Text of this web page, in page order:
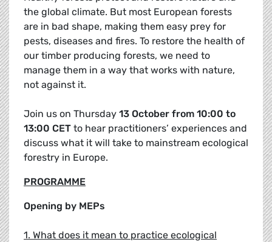
the global climate. But most European forests
are in bad shape, making them easy prey for
pests, diseases and fires. To restore the health of
our timber producing forests, we need to
manage them in a way that works with nature,
not against it.
Join us on Thursday 13 October from 10:00 to
13:00 CET to hear practitioners’ experiences and
discuss what it will take to mainstream ecological
forestry in Europe.
PROGRAMME
Opening by MEPs
1. What does it mean to practice ecological